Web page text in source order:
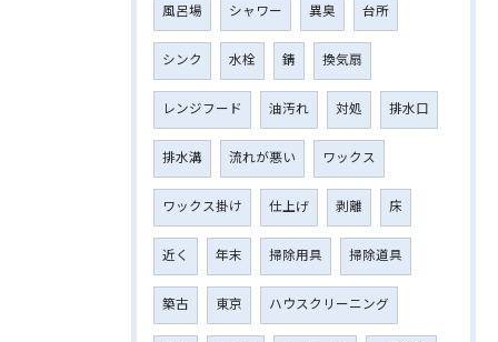
風呂場 シャワー 異臭 台所
シンク 水栓 錆 換気扇
レンジフード 油汚れ 対処 排水口
排水溝 流れが悪い ワックス
ワックス掛け 仕上げ 剥離 床
近く 年末 掃除用具 掃除道具
築古 東京 ハウスクリーニング